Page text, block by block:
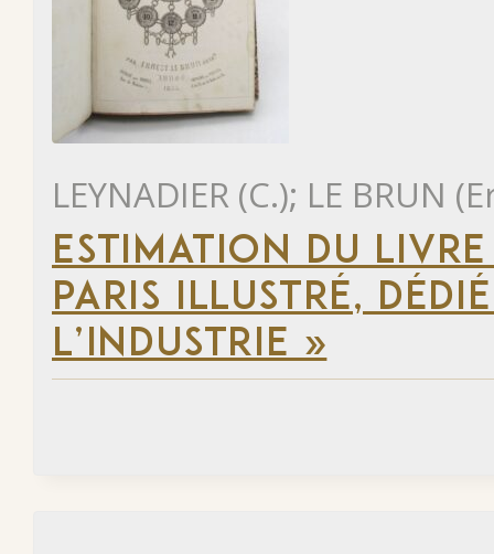
LEYNADIER (C.); LE BRUN
ESTIMATION DU
PARIS ILLUSTRÉ,
L’INDUSTRIE »